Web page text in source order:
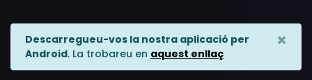
Descarregueu-vos la nostra aplicació per
Android. La trobareu en aquest enllaç
×